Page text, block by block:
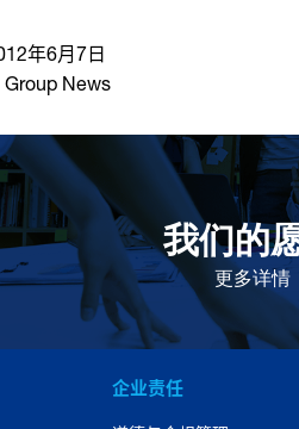
年6月7日
Group News
我们的
更多详情
作为一个负责任的企业公民，在
及的药物，传递我们
企业责任